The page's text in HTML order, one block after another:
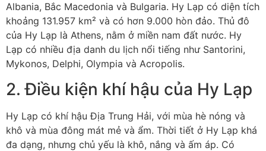
Albania, Bắc Macedonia và Bulgaria. Hy Lạp có diện tích
khoảng 131.957 km² và có hơn 9.000 hòn đảo. Thủ đô
của Hy Lạp là Athens, nằm ở miền nam đất nước. Hy
Lạp có nhiều địa danh du lịch nổi tiếng như Santorini,
Mykonos, Delphi, Olympia và Acropolis.
2. Điều kiện khí hậu của Hy Lạp
Hy Lạp có khí hậu Địa Trung Hải, với mùa hè nóng và
khô và mùa đông mát mẻ và ẩm. Thời tiết ở Hy Lạp khá
đa dạng, nhưng chủ yếu là khô, nắng và ấm áp. Có